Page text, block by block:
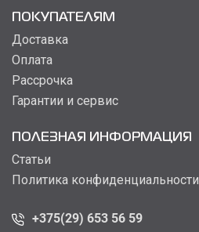
ПОКУПАТЕЛЯМ
Доставка
Оплата
Рассрочка
Гарантии и сервис
ПОЛЕЗНАЯ ИНФОРМАЦИЯ
Статьи
Политика конфиденциальности
+375(29) 653 56 59